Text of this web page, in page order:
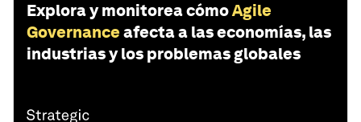
Explora y monitorea cómoAgile
Governance afecta a las economías, las
industrias y los problemas globales